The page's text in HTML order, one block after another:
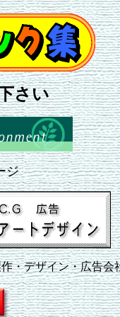
さい
ジ
・デザイン・広告会